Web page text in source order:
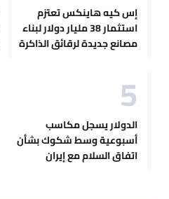
إس كيه هاينكس تعتزم
استثمار 38 مليار دولار لبناء
مصانع جديدة لرقائق الذاكرة
الدولار يسجل مكاسب
أسبوعية وسط شكوك بشأن
اتفاق السلام مع إيران